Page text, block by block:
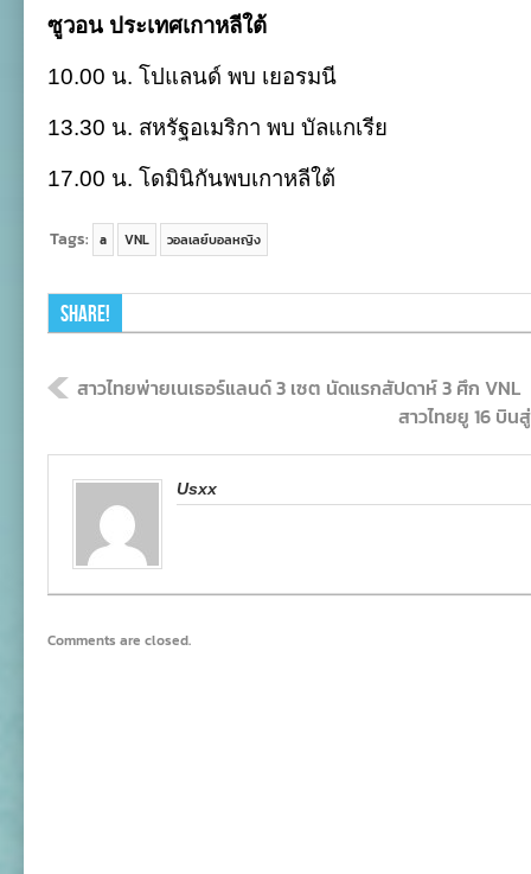
ซูวอน ประเทศเกาหลีใต้
10.00 น. โปแลนด์ พบ เยอรมนี
13.30 น. สหรัฐอเมริกา พบ บัลแกเรีย
17.00 น. โดมินิกันพบเกาหลีใต้
Tags: a VNL วอลเลย์บอลหญิง
Share!
สาวไทยพ่ายเนเธอร์แลนด์ 3 เซต นัดแรกสัปดาห์ 3 ศึก VNL
สาวไทยยู 16 บิน
Usxx
Comments are closed.